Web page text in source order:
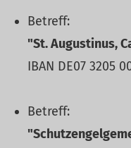
Betreff:
"St. Augustinus,
IBAN DE07 3205
Betreff: